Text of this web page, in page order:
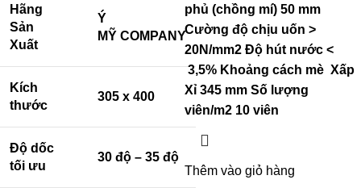
Hãng
Sản
Xuất
Ý
MỸ COMPANY
Kích
thước
305 x 400
Độ dốc
tối ưu
30 độ – 35 độ
phủ (chồng mí) 50 mm
Cường độ chịu uốn >
20N/mm2 Độ hút nước <
3,5% Khoảng cách mè Xấp
Xỉ 345 mm Số lượng
viên/m2 10 viên
Thêm vào giỏ hàng